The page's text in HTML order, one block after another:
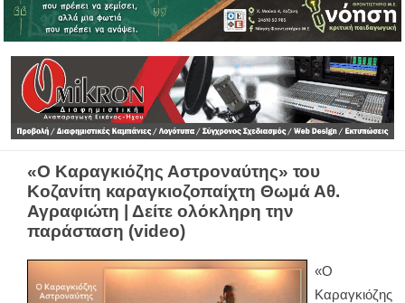
«Ο Καραγκιόζης Αστροναύτης» του
Κοζανίτη καραγκιοζοπαίχτη Θωμά Αθ.
Αγραφιώτη | Δείτε ολόκληρη την
παράσταση (video)
«Ο
Καραγκιόζης